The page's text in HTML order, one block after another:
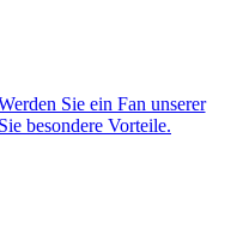
Sie ein Fan unserer
besondere Vorteile.